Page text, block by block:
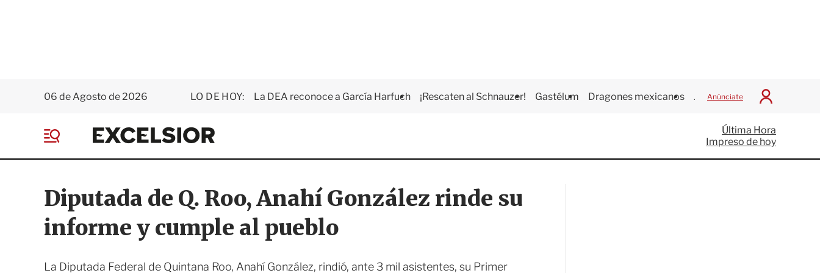
06 de Agosto de 2026 LO DE HOY: La DEA reconoce a García Harfuch ¡Rescaten al Schnauzer! Gastélum Dragones mexicanos Juegos Centroamericanos
Anúnciate
I
c
i
a
E
x
e
i
o
r
e
Última Hora
Impreso de hoy
Diputada de Q. Roo, Anahí González rinde su
informe y cumple al pueblo
La Diputada Federal de Quintana Roo, Anahí González, rindió, ante 3 mil asistentes, su Primer